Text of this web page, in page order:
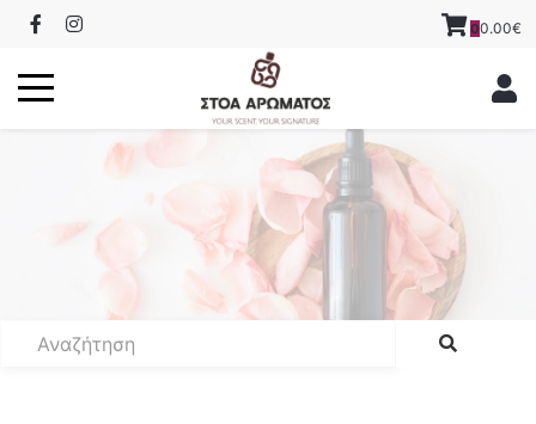
00.00€